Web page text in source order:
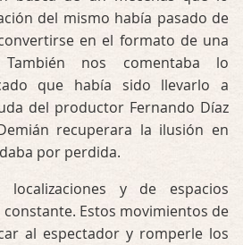
del mismo había pasado de
en el formato de una
nos comentaba lo
que había sido llevarlo a
del productor Fernando Díaz
recuperara la ilusión en
por perdida.
y de espacios
Estos movimientos de
al espectador y romperle los